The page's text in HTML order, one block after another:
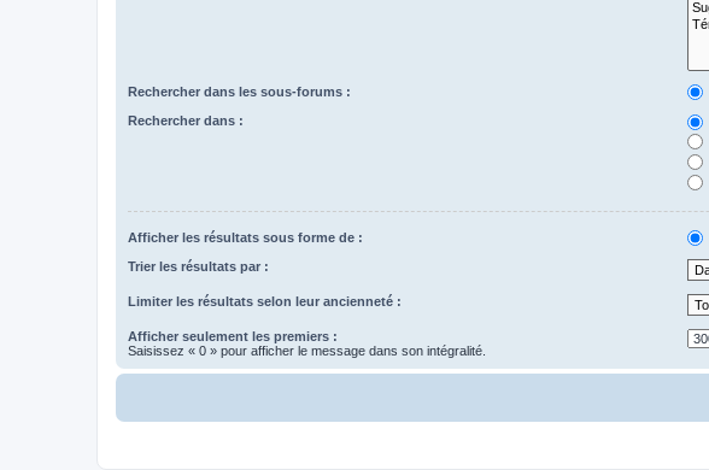
Rechercher dans les sous-forums :
Rechercher dans :
Afficher les résultats sous forme de :
Trier les résultats par :
Limiter les résultats selon leur ancienneté :
Afficher seulement les premiers :
Saisissez « 0 » pour afficher le message dans son intégralité.